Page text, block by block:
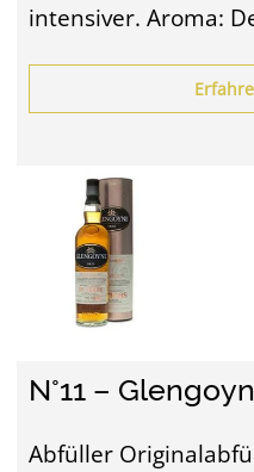
intensiver. Aroma:
N°11 –
Abfüller